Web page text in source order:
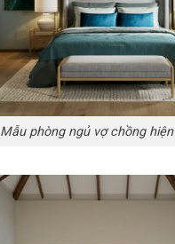
Mẫu phòng ngủ vợ chồng